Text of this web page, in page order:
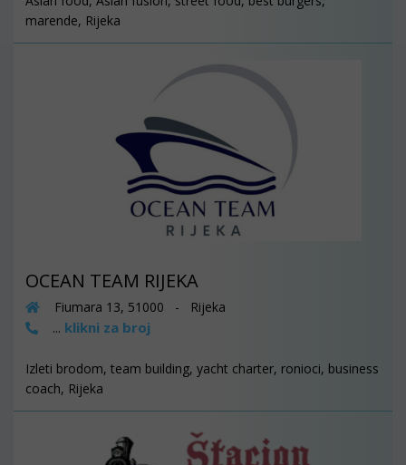
marende, Rijeka
OCEAN TEAM RIJEKA
Fiumara 13, 51000 - Rijeka
... klikni za broj
Izleti brodom, team building, yacht charter, ronioci, business
coach, Rijeka